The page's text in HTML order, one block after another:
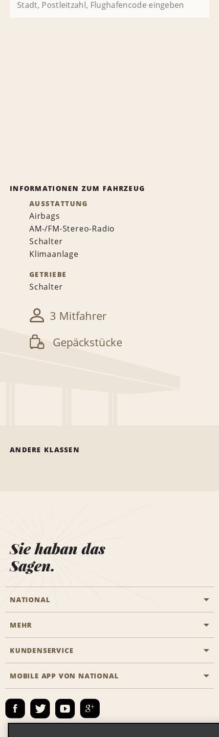
INFORMATIONEN ZUM FAHRZEUG
AUSSTATTUNG
Airbags
AM-/FM-Stereo-Radio
Schalter
Klimaanlage
GETRIEBE
Schalter
3 Mitfahrer
Gepäckstücke
ANDERE KLASSEN
Sie haban das
Sagen.
NATIONAL
Eine Reservierung vornehmen
Das Business Rental Programm
Emerald Club Anmelden
MEHR
Karriere
KUNDENSERVICE
Barrierefreiheit
Kontakt
E-Mail anmelden
MOBILE APP VON NATIONAL